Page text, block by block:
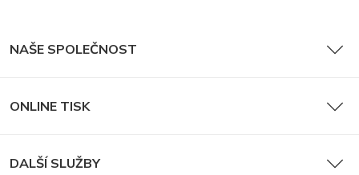
NAŠE SPOLEČNOST
ONLINE TISK
DALŠÍ SLUŽBY